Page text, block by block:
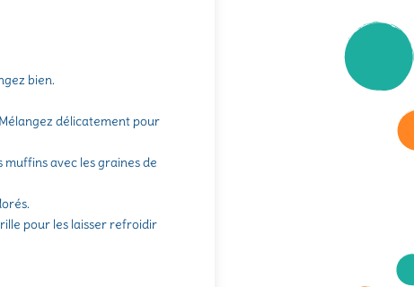
bien.
délicatement pour
muffins avec les graines de
pour les laisser refroidir